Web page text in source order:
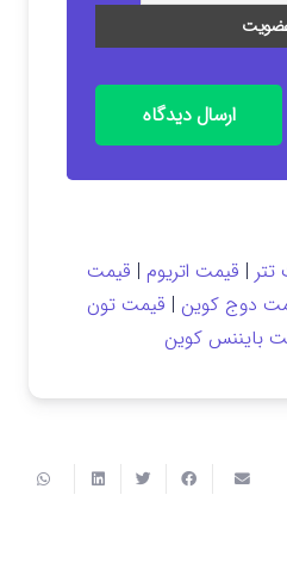
ارسال دیدگاه
| قیمت اتریوم | قیمت
دوج کوین | قیمت تون
بایننس کوین